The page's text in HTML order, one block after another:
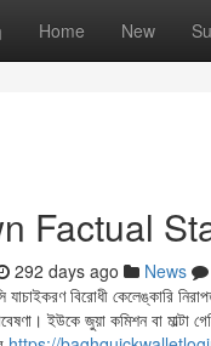
Home New
Factual
292 days ago News
যাচাইকরণ বিরোধী কেলেঙ্কারি
ইউকে জুয়া কমিশন বা মাল্টা